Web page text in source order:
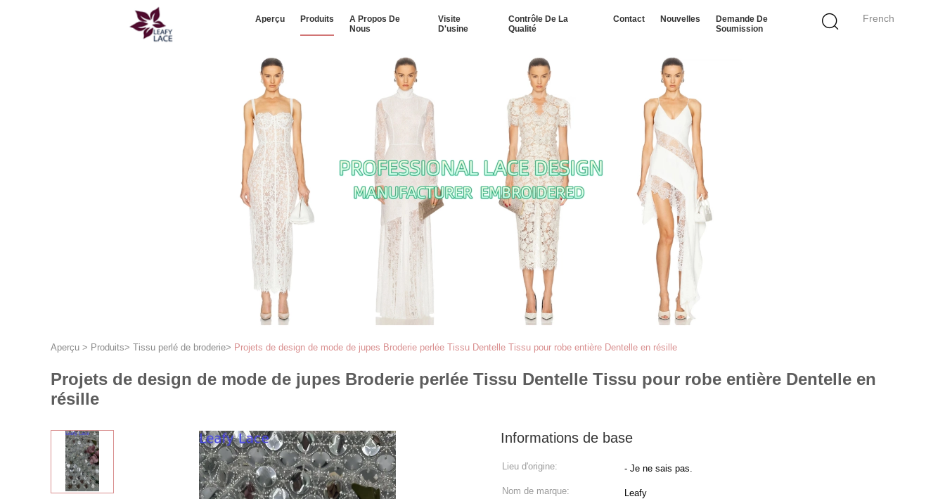
French
Aperçu Produits
A Propos De
Nous
Visite
D'usine
Contrôle De La
Qualité
Contact Nouvelles
Demande De
Soumission
Aperçu > Produits> Tissu perlé de broderie> Projets de design de mode de jupes Broderie perlée Tissu Dentelle Tissu pour robe entière Dentelle en résille
Projets de design de mode de jupes Broderie perlée Tissu Dentelle Tissu pour robe entière Dentelle en
résille
Informations de base
Lieu d'origine: - Je ne sais pas.
Nom de marque: Leafy